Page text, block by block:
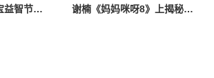
关注科学育儿，宝宝益智节目《528宝宝智趣欢乐汇》定档 谢楠《妈妈咪呀8》上揭秘吴京育儿必学项目，初代“香妃”唤醒追剧回忆